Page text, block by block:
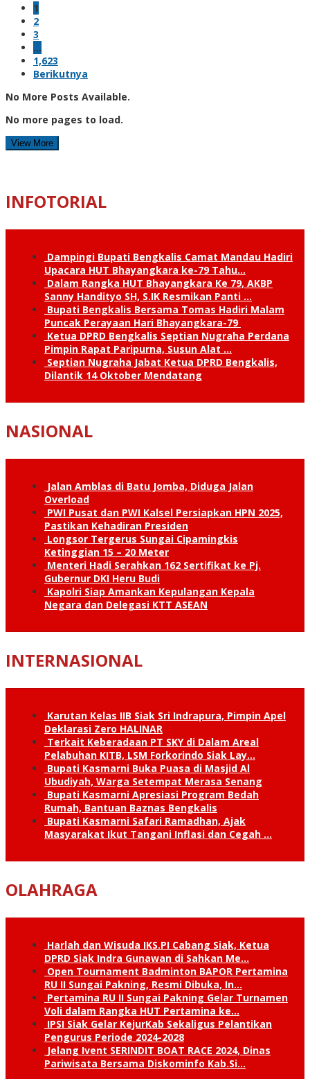
1
2
3
…
1,623
Berikutnya
No More Posts Available.
No more pages to load.
View More
INFOTORIAL
Dampingi Bupati Bengkalis Camat Mandau Hadiri
Upacara HUT Bhayangkara ke-79 Tahu…
Dalam Rangka HUT Bhayangkara Ke 79, AKBP
Sanny Handityo SH, S.IK Resmikan Panti …
Bupati Bengkalis Bersama Tomas Hadiri Malam
Puncak Perayaan Hari Bhayangkara-79
Ketua DPRD Bengkalis Septian Nugraha Perdana
Pimpin Rapat Paripurna, Susun Alat …
Septian Nugraha Jabat Ketua DPRD Bengkalis,
Dilantik 14 Oktober Mendatang
NASIONAL
Jalan Amblas di Batu Jomba, Diduga Jalan
Overload
PWI Pusat dan PWI Kalsel Persiapkan HPN 2025,
Pastikan Kehadiran Presiden
Longsor Tergerus Sungai Cipamingkis
Ketinggian 15 – 20 Meter
Menteri Hadi Serahkan 162 Sertifikat ke Pj.
Gubernur DKI Heru Budi
Kapolri Siap Amankan Kepulangan Kepala
Negara dan Delegasi KTT ASEAN
INTERNASIONAL
Karutan Kelas IIB Siak Sri Indrapura, Pimpin Apel
Deklarasi Zero HALINAR
Terkait Keberadaan PT SKY di Dalam Areal
Pelabuhan KITB, LSM Forkorindo Siak Lay…
Bupati Kasmarni Buka Puasa di Masjid Al
Ubudiyah, Warga Setempat Merasa Senang
Bupati Kasmarni Apresiasi Program Bedah
Rumah, Bantuan Baznas Bengkalis
Bupati Kasmarni Safari Ramadhan, Ajak
Masyarakat Ikut Tangani Inflasi dan Cegah …
OLAHRAGA
Harlah dan Wisuda IKS.PI Cabang Siak, Ketua
DPRD Siak Indra Gunawan di Sahkan Me…
Open Tournament Badminton BAPOR Pertamina
RU II Sungai Pakning, Resmi Dibuka, In…
Pertamina RU II Sungai Pakning Gelar Turnamen
Voli dalam Rangka HUT Pertamina ke…
IPSI Siak Gelar KejurKab Sekaligus Pelantikan
Pengurus Periode 2024-2028
Jelang Ivent SERINDIT BOAT RACE 2024, Dinas
Pariwisata Bersama Diskominfo Kab.Si…